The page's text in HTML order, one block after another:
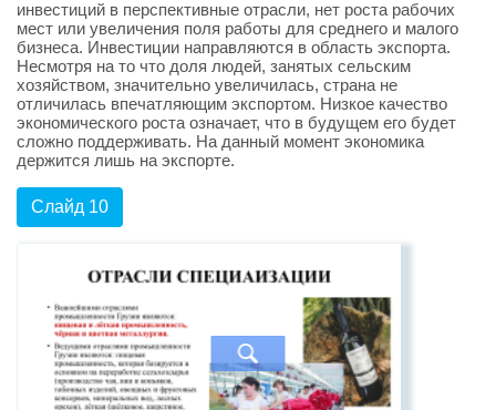
инвестиций в перспективные отрасли, нет роста рабочих
мест или увеличения поля работы для среднего и малого
бизнеса. Инвестиции направляются в область экспорта.
Несмотря на то что доля людей, занятых сельским
хозяйством, значительно увеличилась, страна не
отличилась впечатляющим экспортом. Низкое качество
экономического роста означает, что в будущем его будет
сложно поддерживать. На данный момент экономика
держится лишь на экспорте.
Слайд 10